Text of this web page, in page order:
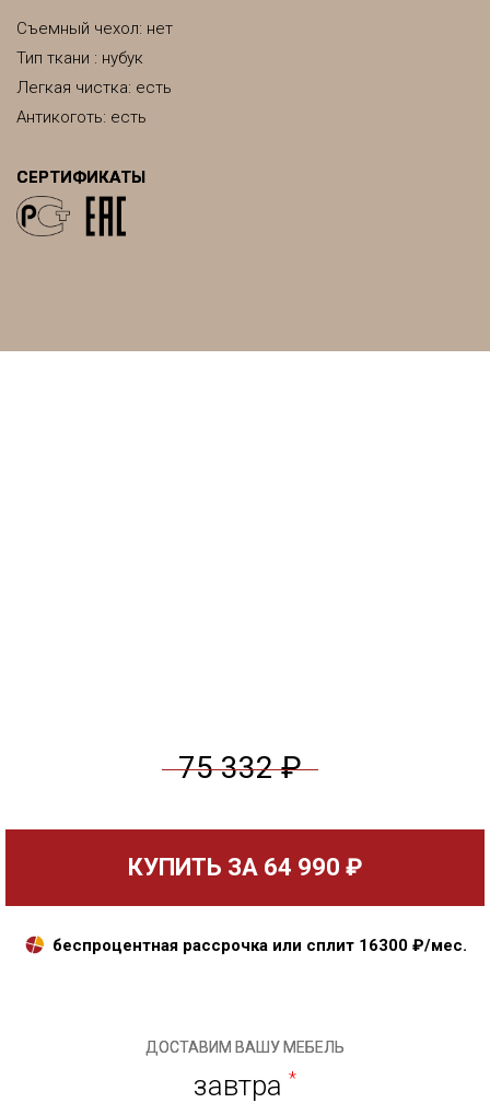
Съемный чехол: нет
Тип ткани : нубук
Легкая чистка: есть
Антикоготь: есть
СЕРТИФИКАТЫ
75 332 ₽
КУПИТЬ ЗА 64 990 ₽
беспроцентная рассрочка или сплит 16300₽/мес.
ДОСТАВИМ ВАШУ МЕБЕЛЬ
завтра *